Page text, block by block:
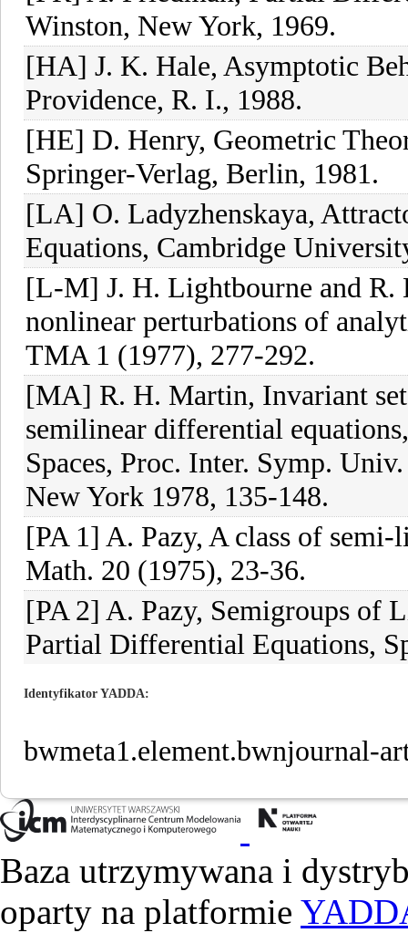
Winston, New York, 1969.
[HA] J. K. Hale, Asymptotic
Providence, R. I., 1988.
[HE] D. Henry, Geometric
Springer-Verlag, Berlin, 1981.
[LA] O. Ladyzhenskaya,
Equations, Cambridge
[L-M] J. H. Lightbourne and
nonlinear perturbations of
TMA 1 (1977), 277-292.
[MA] R. H. Martin, Invariant
semilinear differential
Spaces, Proc. Inter. Symp.
New York 1978, 135-148.
[PA 1] A. Pazy, A class of
Math. 20 (1975), 23-36.
[PA 2] A. Pazy, Semigroups of
Partial Differential Equations,
Identyfikator YADDA
bwmeta1.element.bwnjournal-
Baza utrzymywana i
oparty na platformie